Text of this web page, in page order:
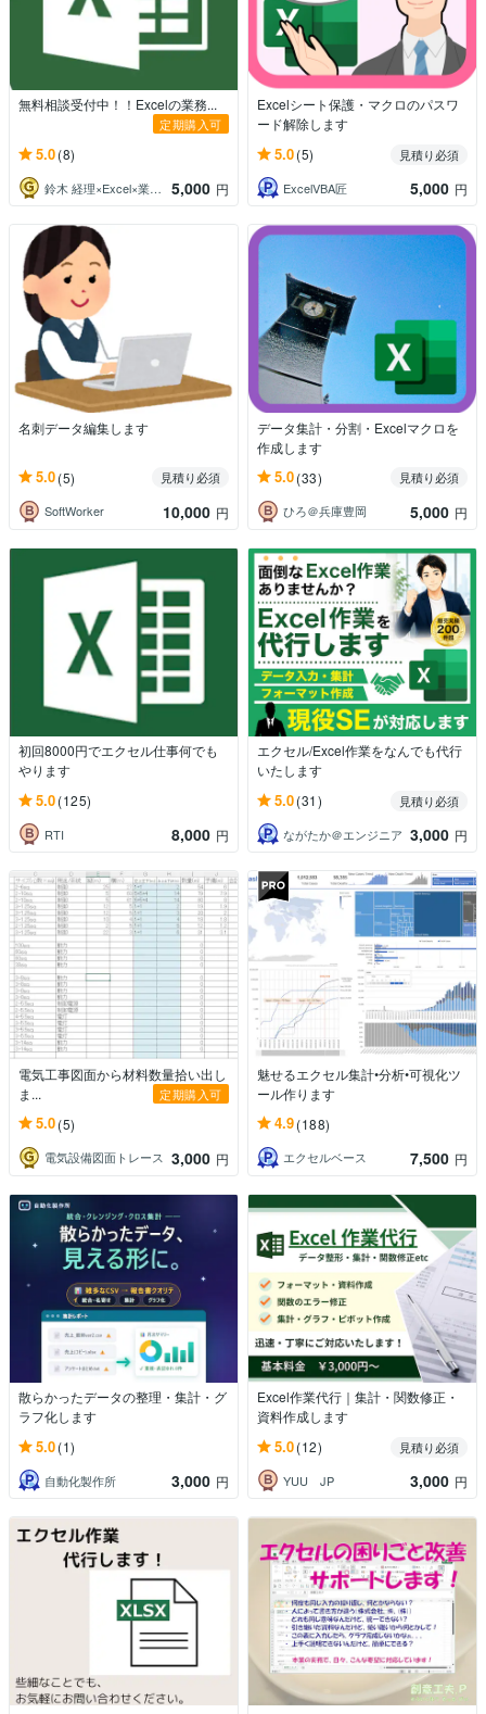
無料相談受付中！！Excelの業務...
定期購入可
5.0(8)
鈴木 経理×Excel×業務効率 5,000 円
Excelシート保護・マクロのパスワ
ード解除します
5.0(5)
見積り必須
ExcelVBA匠
5,000 円
名刺データ編集します
5.0(5)
見積り必須
SoftWorker
10,000 円
データ集計・分割・Excelマクロを
作成します
5.0(33)
見積り必須
ひろ＠兵庫豊岡
5,000 円
初回8000円でエクセル仕事何でも
やります
5.0(125)
RTI 8,000 円
エクセル/Excel作業をなんでも代行
いたします
5.0(31)
見積り必須
ながたか＠エンジニア 3,000 円
電気工事図面から材料数量拾い出し
ま...
定期購入可
5.0(5)
電気設備図面トレース 3,000 円
魅せるエクセル集計•分析•可視化ツ
ール作ります
4.9(188)
エクセルベース 7,500 円
散らかったデータの整理・集計・グ
ラフ化します
5.0(1)
自動化製作所 3,000 円
Excel作業代行｜集計・関数修正・
資料作成します
5.0(12)
見積り必須
YUU JP
3,000 円